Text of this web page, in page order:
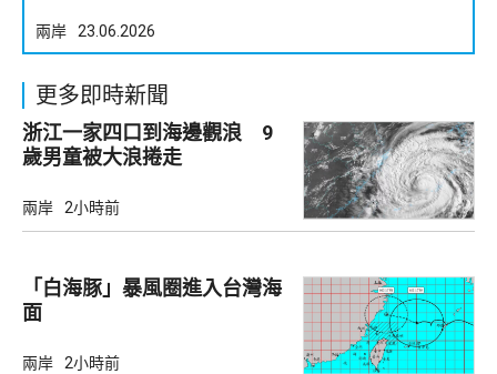
兩岸 23.06.2026
更多即時新聞
浙江一家四口到海邊觀浪 9
歲男童被大浪捲走
兩岸 2小時前
「白海豚」暴風圈進入台灣海
面
兩岸 2小時前